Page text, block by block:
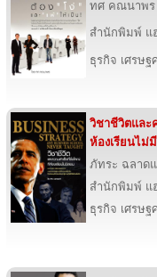
ทศ คณนาพร
สำนักพิมพ์ แ
ธุรกิจ เศรษฐ
วิชาชีวิตและ
ห้องเรียนไม่
ภัทระ ฉลาด
สำนักพิมพ์ แ
ธุรกิจ เศรษฐ